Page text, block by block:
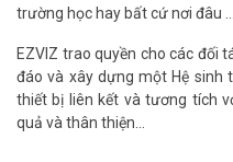
Đặc biệt, thuật toán AI tích hợp
thiểu các cảnh báo giả do lá
thông báo cho bạn khi có
bạn.
trường học hay bất cứ nơi đâu …
EZVIZ trao quyền cho các đối
đáo và xây dựng một Hệ sinh
thiết bị liên kết và tương tích
quả và thân thiện…